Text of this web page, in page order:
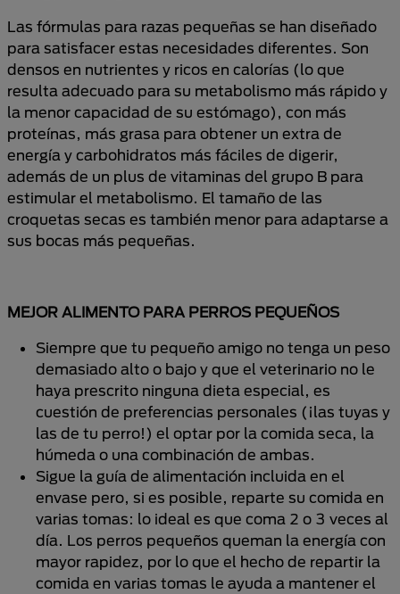
Las fórmulas para razas pequeñas se han diseñado
para satisfacer estas necesidades diferentes. Son
densos en nutrientes y ricos en calorías (lo que
resulta adecuado para su metabolismo más rápido y
la menor capacidad de su estómago), con más
proteínas, más grasa para obtener un extra de
energía y carbohidratos más fáciles de digerir,
además de un plus de vitaminas del grupo B para
estimular el metabolismo. El tamaño de las
croquetas secas es también menor para adaptarse a
sus bocas más pequeñas.
MEJOR ALIMENTO PARA PERROS PEQUEÑOS
Siempre que tu pequeño amigo no tenga un peso
demasiado alto o bajo y que el veterinario no le
haya prescrito ninguna dieta especial, es
cuestión de preferencias personales (¡las tuyas y
las de tu perro!) el optar por la comida seca, la
húmeda o una combinación de ambas.
Sigue la guía de alimentación incluida en el
envase pero, si es posible, reparte su comida en
varias tomas: lo ideal es que coma 2 o 3 veces al
día. Los perros pequeños queman la energía con
mayor rapidez, por lo que el hecho de repartir la
comida en varias tomas le ayuda a mantener el